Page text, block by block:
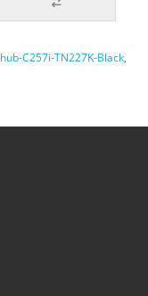
C257i-TN227K-Black,